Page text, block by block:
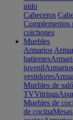
nido
Cabeceros
Complementos
colchones
Muebles
Armarios
batientes
juvenil
vestidores
Muebles de
TVVitrinas
Muebles de
de cocina